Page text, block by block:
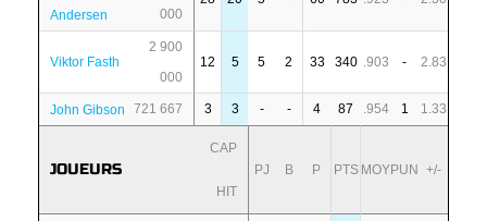
Andersen
000
Viktor Fasth
2 900
000
12 5 5 2 33 340 .903 - 2.83
John Gibson 721 667 3 3 - - 4 87 .954 1 1.33
JOUEURS
CAP
HIT
PJ B P PTS MOYPUN +/-